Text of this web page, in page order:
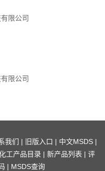
限公司
限公司
我们 | 旧版入口 | 中文MSDS|
工产品目录 |新产品列表 |评
| MSDS查询